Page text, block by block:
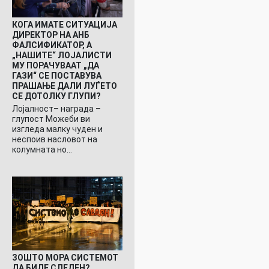
КОГА ИМАТЕ СИТУАЦИЈА
ДИРЕКТОР НА АНБ
ФАЛСИФИКАТОР, А
„НАШИТЕ“ ЛОЈАЛИСТИ
МУ ПОРАЧУВААТ „ДА
ГАЗИ“ СЕ ПОСТАВУВА
ПРАШАЊЕ ДАЛИ ЛУЃЕТО
СЕ ДОТОЛКУ ГЛУПИ?
Лојалност– награда –
глупост Можеби ви
изгледа малку чуден и
неспоив насловот на
колумната но…
ЗОШТО МОРА СИСТЕМОТ